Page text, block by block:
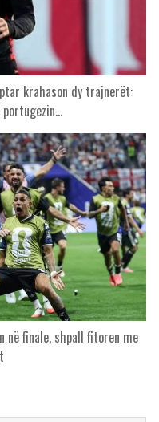
krahason dy trajnerët:
në finale, shpall fitoren me